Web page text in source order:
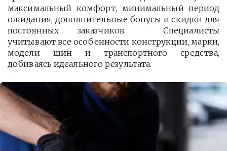
максимальный комфорт, минимальный период
ожидания, дополнительные бонусы и скидки для
постоянных заказчиков. Специалисты
учитывают все особенности конструкции, марки,
модели шин и транспортного средства,
добиваясь идеального результата.